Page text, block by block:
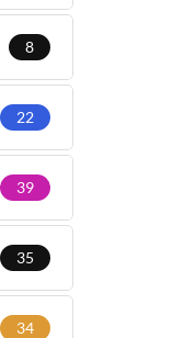
8
22
39
35
34